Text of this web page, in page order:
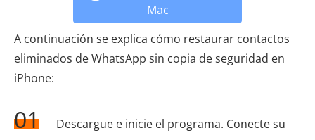
Mac
A continuación se explica cómo restaurar contactos
eliminados de WhatsApp sin copia de seguridad en
iPhone:
01
Descargue e inicie el programa. Conecte su